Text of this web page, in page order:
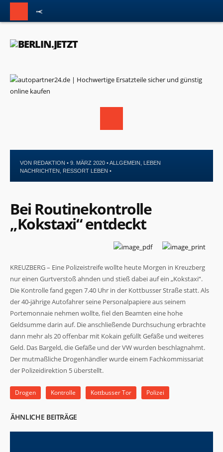
VON REDAKTION • 9. MÄRZ 2020 •ALLGEMEIN
LEBEN
NACHRICHTEN
RESSORT LEBEN •
Bei Routinekontrolle
„Kokstaxi“ entdeckt
KREUZBERG – Eine Polizeistreife wollte heute Morgen in Kreuzberg
nur einen Gurtverstoß ahnden und stieß dabei auf ein „Kokstaxi“.
Die Kontrolle fand gegen 7.40 Uhr in der Kottbusser Straße statt. Als
der 40-jährige Autofahrer seine Personalpapiere aus seinem
Portemonnaie nehmen wollte, fiel den Beamten eine hohe
Geldsumme darin auf. Die anschließende Durchsuchung erbrachte
dann mehr als 20 offenbar mit Kokain gefüllt Gefäße und weiteres
Geld. Das Bargeld, die Gefäße und der VW wurden beschlagnahmt.
Der mutmaßliche Drogenhändler wurde einem Fachkommissariat
der Polizeidirektion 5 überstellt.
Drogen Kontrolle Kottbusser Tor Polizei
ÄHNLICHE BEITRÄGE